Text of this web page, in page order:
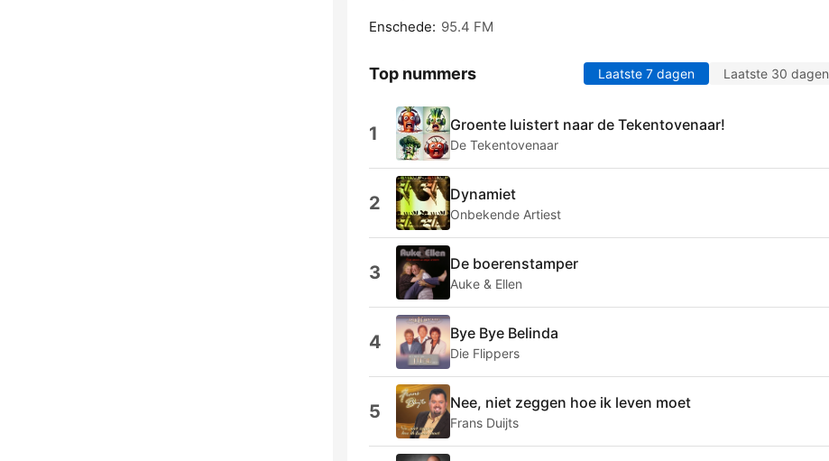
Enschede: 95.4 FM
Top nummers Laatste 7 dagen Laatste 30 dagen
1 Groente luistert naar de Tekentovenaar!
De Tekentovenaar
2 Dynamiet
Onbekende Artiest
3 De boerenstamper
Auke & Ellen
4 Bye Bye Belinda
Die Flippers
5 Nee, niet zeggen hoe ik leven moet
Frans Duijts